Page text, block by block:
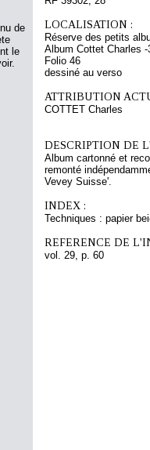
de
le
LOCALISATION :
Réserve des petits
Album Cottet Charles -
Folio 46
dessiné au verso
ATTRIBUTION
COTTET Charles
DESCRIPTION DE
Album cartonné et
remonté
Vevey Suisse'.
INDEX :
Techniques : papier
REFERENCE DE
vol. 29, p. 60